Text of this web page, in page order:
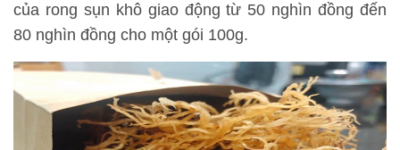
của rong sụn khô giao động từ 50 nghìn đồng đến
80 nghìn đồng cho một gói 100g.